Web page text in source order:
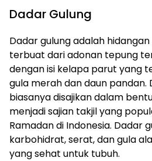
Dadar Gulung
Dadar gulung adalah
terbuat dari adonan tepung
dengan isi kelapa parut yang
gula merah dan daun pandan.
biasanya disajikan dalam
menjadi sajian takjil yang
Ramadan di Indonesia. Dadar
karbohidrat, serat, dan gula
yang sehat untuk tubuh.